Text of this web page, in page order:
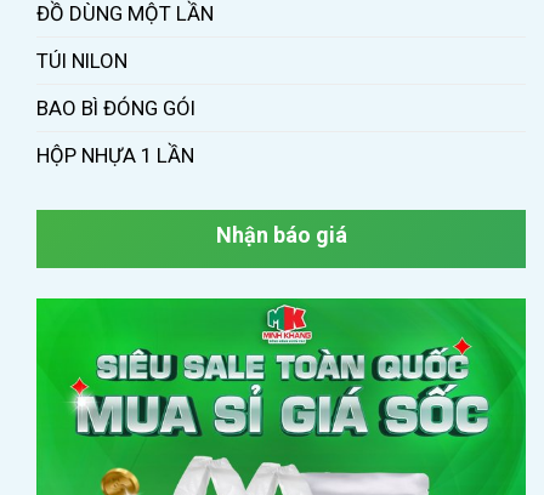
ĐỒ DÙNG MỘT LẦN
TÚI NILON
BAO BÌ ĐÓNG GÓI
HỘP NHỰA 1 LẦN
Nhận báo giá